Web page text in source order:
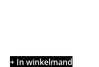
+ In winkelmand